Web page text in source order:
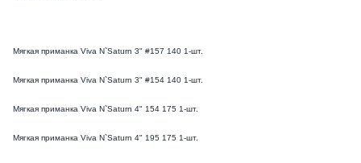
Мягкая приманка Viva N`Saturn 3" #157 140 1-шт.
Мягкая приманка Viva N`Saturn 3" #154 140 1-шт.
Мягкая приманка Viva N`Saturn 4" 154 175 1-шт.
Мягкая приманка Viva N`Saturn 4" 195 175 1-шт.